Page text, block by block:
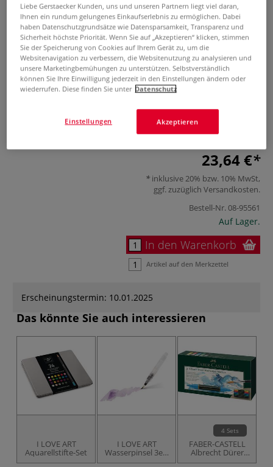
Drawing for the Soul
0 Bewertungen
Das Buch "Drawing for the Soul" ist ein Leitfaden für
Zeichenprojekte für mehr Ruhe, Entspannung und Kraft.
Von Zoë Ingram.
Mehr
23,64 €
inklusive 20% bzw. 10% MwSt,
ggf. zuzüglich Versandkosten.
Bestell-Nr.08-95561
Auf Lager.
In den Warenkorb
Artikel auf den Merkzettel
Erscheinungstermin: 10.01.2025
Das könnte Sie auch interessieren
I LOVE ART
Aquarellstifte-Set
I LOVE ART
Wasserpinsel 3er-
Set, kurz
4 Sets
FABER-CASTELL
Albrecht Dürer
Aquarellmarker-
Liebe Gerstaecker Kunden, uns und unseren Partnern liegt viel daran,
Ihnen ein rundum gelungenes Einkaufserlebnis zu ermöglichen. Dabei
haben Datenschutzgrundsätze wie Datensparsamkeit, Transparenz und
Sicherheit höchste Priorität. Wenn Sie auf „Akzeptieren“ klicken, stimmen
Sie der Speicherung von Cookies auf Ihrem Gerät zu, um die
Websitenavigation zu verbessern, die Websitenutzung zu analysieren und
unsere Marketingbemühungen zu unterstützen. Selbstverständlich
können Sie Ihre Einwilligung jederzeit in den Einstellungen ändern oder
wiederrufen. Diese finden Sie unter Datenschutz
Akzeptieren
Einstellungen